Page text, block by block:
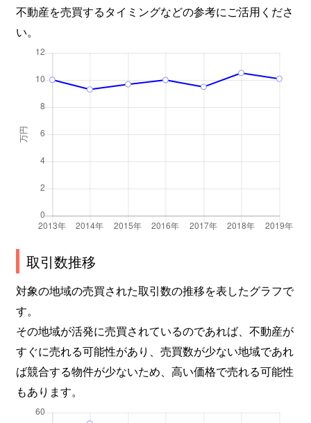
不動産を売買するタイミングなどの参考にご活用くださ
い。
取引数推移
対象の地域の売買された取引数の推移を表したグラフで
す。
その地域が活発に売買されているのであれば、不動産が
すぐに売れる可能性があり、売買数が少ない地域であれ
ば競合する物件が少ないため、高い価格で売れる可能性
もあります。